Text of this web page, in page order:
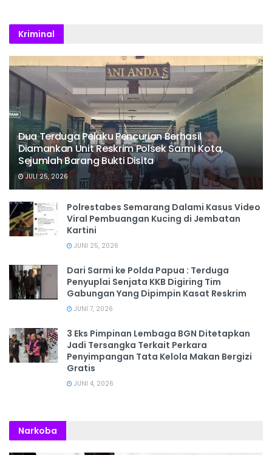
Kriminal
Dua Terduga Pelaku Pencurian Berhasil
Diamankan Unit Reskrim Polsek Sarmi Kota,
Sejumlah Barang Bukti Disita
JULI 25, 2026
Polrestabes Semarang Dalami Kasus Video
Viral Pembuangan Kucing di Jembatan
Kartini
JUNI 25, 2026
Dari Sarmi ke Polda Papua : Terduga
Penyuplai Senjata KKB Digiring Tim
Gabungan Yang Dipimpin Kasat Reskrim
JUNI 7, 2026
3 Eks Pimpinan Lembaga BGN Ditetapkan
Jadi Tersangka Terkait Perkara
Penyimpangan Tata Kelola Makan Bergizi
Gratis
JUNI 4, 2026
Narkoba